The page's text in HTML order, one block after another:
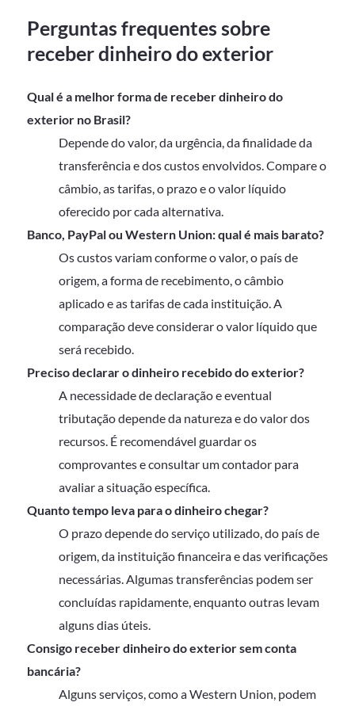
Perguntas frequentes sobre
receber dinheiro do exterior
Qual é a melhor forma de receber dinheiro do
exterior no Brasil?
Depende do valor, da urgência, da finalidade da
transferência e dos custos envolvidos. Compare o
câmbio, as tarifas, o prazo e o valor líquido
oferecido por cada alternativa.
Banco, PayPal ou Western Union: qual é mais barato?
Os custos variam conforme o valor, o país de
origem, a forma de recebimento, o câmbio
aplicado e as tarifas de cada instituição. A
comparação deve considerar o valor líquido que
será recebido.
Preciso declarar o dinheiro recebido do exterior?
A necessidade de declaração e eventual
tributação depende da natureza e do valor dos
recursos. É recomendável guardar os
comprovantes e consultar um contador para
avaliar a situação específica.
Quanto tempo leva para o dinheiro chegar?
O prazo depende do serviço utilizado, do país de
origem, da instituição financeira e das verificações
necessárias. Algumas transferências podem ser
concluídas rapidamente, enquanto outras levam
alguns dias úteis.
Consigo receber dinheiro do exterior sem conta
bancária?
Alguns serviços, como a Western Union, podem